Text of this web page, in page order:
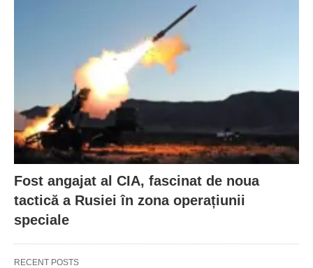
Fost angajat al CIA, fascinat de noua
tactică a Rusiei în zona operațiunii
speciale
RECENT POSTS